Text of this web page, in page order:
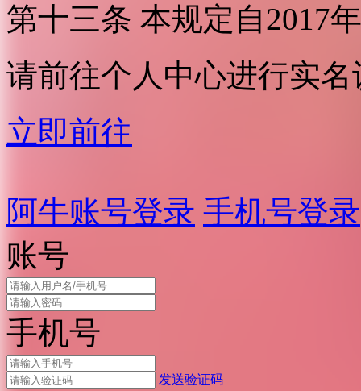
第十三条 本规定自2017
请前往个人中心进行实名
立即前往
阿牛账号登录 手机号登录
账号
手机号
发送验证码